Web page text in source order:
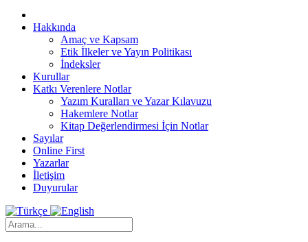
Hakkında
Amaç ve Kapsam
Etik İlkeler ve Yayın Politikası
İndeksler
Kurullar
Katkı Verenlere Notlar
Yazım Kuralları ve Yazar Kılavuzu
Hakemlere Notlar
Kitap Değerlendirmesi İçin Notlar
Sayılar
Online First
Yazarlar
İletişim
Duyurular